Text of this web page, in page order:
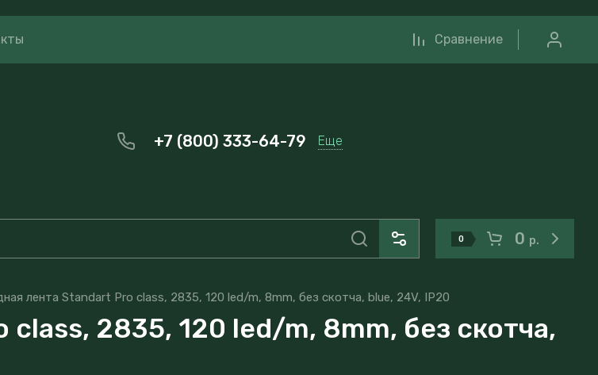
Сравнение
+7 (800) 333-64-79 Еще
0 0 р.
лента Standart Pro class, 2835, 120 led/m, 8mm, без скотча, blue, 24V, IP20
2835, 120 led/m, 8mm, без скотча,